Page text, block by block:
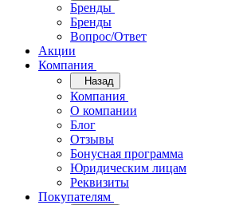
Бренды
Бренды
Вопрос/Ответ
Акции
Компания
Назад
Компания
О компании
Блог
Отзывы
Бонусная программа
Юридическим лицам
Реквизиты
Покупателям